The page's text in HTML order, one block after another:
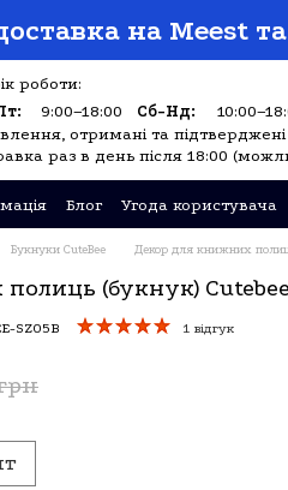
на Meest
роботи:
9:00–18:00 Сб-Нд:
отримані та
раз в день після 18:00
Блог Угода користувача
Букнуки CuteBee Декор для книжних
(букнук)
SZ05B 1 відгук